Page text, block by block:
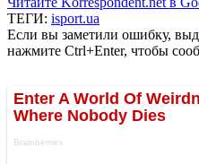
ТЕГИ: isport.ua
Если вы заметили ошибку,
нажмите Ctrl+Enter, чтобы